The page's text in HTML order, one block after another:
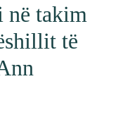
takim
të